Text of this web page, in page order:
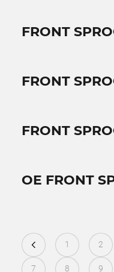
FRONT
FRONT
FRONT
OE FRONT
1 2
7 8 9